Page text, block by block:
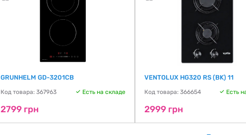
GRUNHELM GD-3201CB
Код товара: 367963 Есть на складе
2799 грн
VENTOLUX HG320 RS (BK) 11
Код товара: 366654 Есть
2999 грн